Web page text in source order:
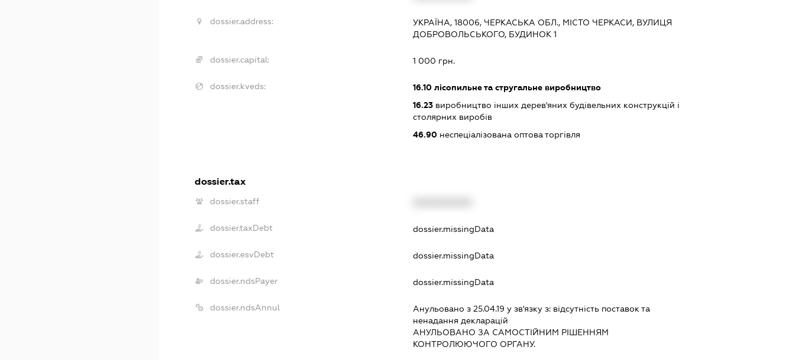
dossier.address:
УКРАЇНА, 18006, ЧЕРКАСЬКА ОБЛ., МІСТО ЧЕРКАСИ, ВУЛИЦЯ
ДОБРОВОЛЬСЬКОГО, БУДИНОК 1
dossier.capital: 1 000 грн.
dossier.kveds: 16.10 лісопильне та стругальне виробництво
16.23 виробництво інших дерев'яних будівельних конструкцій і
столярних виробів
46.90 неспеціалізована оптова торгівля
dossier.tax
dossier.staff
dossier.taxDebt dossier.missingData
dossier.esvDebt dossier.missingData
dossier.ndsPayer dossier.missingData
dossier.ndsAnnul Анульовано з 25.04.19 у зв'язку з: вiдсутнiсть поставок та
ненадання декларацiй
АНУЛЬОВАНО ЗА САМОСТIЙНИМ РIШЕННЯМ
КОНТРОЛЮЮЧОГО ОРГАНУ.